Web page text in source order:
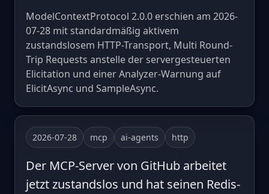
ModelContextProtocol 2.0.0 erschien am 2026-
07-28 mit standardmäßig aktivem
zustandslosem HTTP-Transport, Multi Round-
Trip Requests anstelle der servergesteuerten
Elicitation und einer Analyzer-Warnung auf
ElicitAsync und SampleAsync.
2026-07-28 mcp ai-agents http
Der MCP-Server von GitHub arbeitet
jetzt zustandslos und hat seinen Redis-